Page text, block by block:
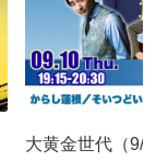
大黄金世代（